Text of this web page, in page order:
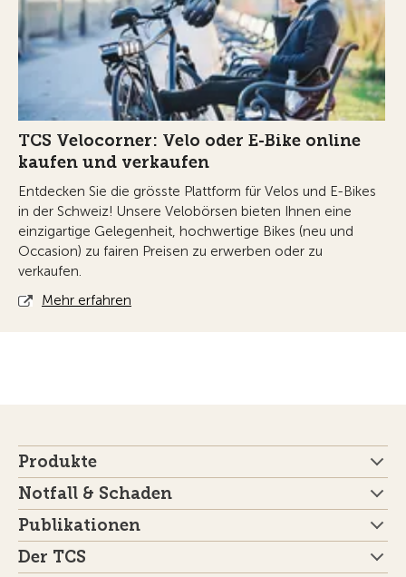
TCS Velocorner: Velo oder E-Bike online
kaufen und verkaufen
Entdecken Sie die grösste Plattform für Velos und E-Bikes
in der Schweiz! Unsere Velobörsen bieten Ihnen eine
einzigartige Gelegenheit, hochwertige Bikes (neu und
Occasion) zu fairen Preisen zu erwerben oder zu
verkaufen.
Mehr erfahren
Produkte
Notfall & Schaden
Publikationen
Der TCS